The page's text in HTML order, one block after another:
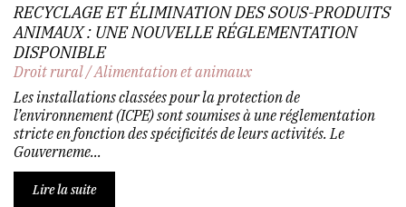
RECYCLAGE ET ÉLIMINATION DES SOUS-PRODUITS
ANIMAUX : UNE NOUVELLE RÉGLEMENTATION
DISPONIBLE
Droit rural/Alimentation et animaux
Les installations classées pour la protection de
l’environnement (ICPE) sont soumises à une réglementation
stricte en fonction des spécificités de leurs activités. Le
Gouverneme...
Lire la suite